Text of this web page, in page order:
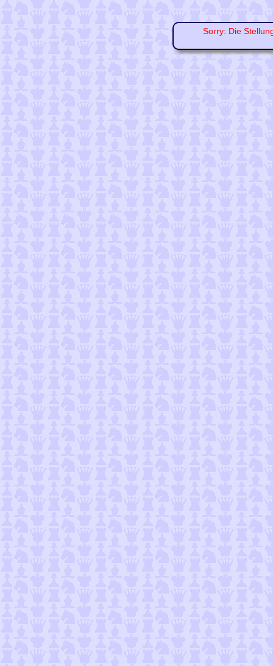
Sorry: Die